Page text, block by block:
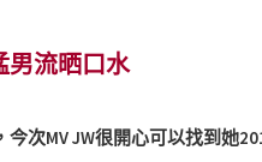
男流晒口水
今次MV JW很開心可以找到她